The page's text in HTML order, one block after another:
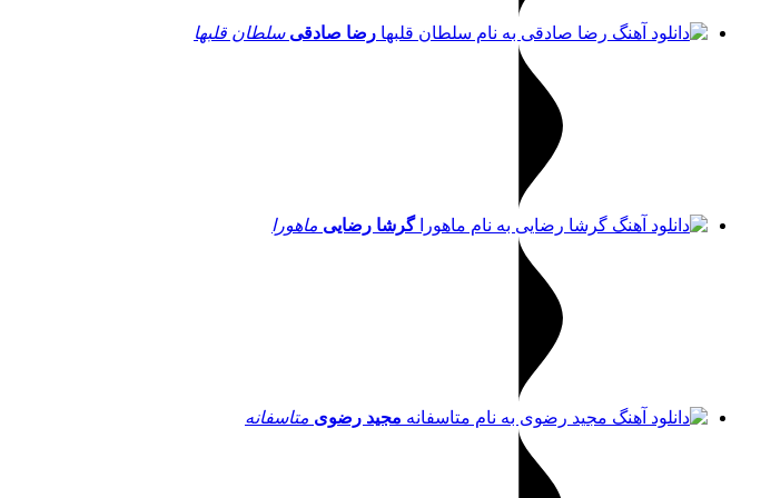
رضا صادقی سلطان قلبها
گرشا رضایی ماهورا
مجید رضوی متاسفانه